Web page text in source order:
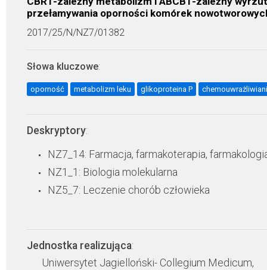
przełamywania oporności komórek
2017/25/N/NZ7/01382
Słowa kluczowe:
oporność metabolizm leku glikoproteina P
Deskryptory:
NZ7_14: Farmacja, farmakoterapia,
NZ1_1: Biologia molekularna
NZ5_7: Leczenie chorób człowieka
Jednostka realizująca:
Uniwersytet Jagielloński- Collegium Medicum,